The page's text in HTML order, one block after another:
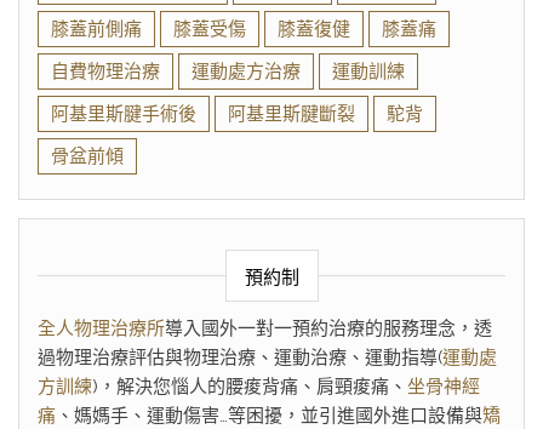
膝蓋前側痛
膝蓋受傷 膝蓋復健
膝蓋痛
自費物理治療
運動處方治療
運動訓練
阿基里斯腱手術後
阿基里斯腱斷裂
駝背
骨盆前傾
預約制
全人物理治療所導入國外一對一預約治療的服務理念，透
過物理治療評估與物理治療、運動治療、運動指導(運動處
方訓練)，解決您惱人的腰痠背痛、肩頸痠痛、 坐骨神經
痛 、媽媽手、運動傷害…等困擾，並引進國外進口設備與矯